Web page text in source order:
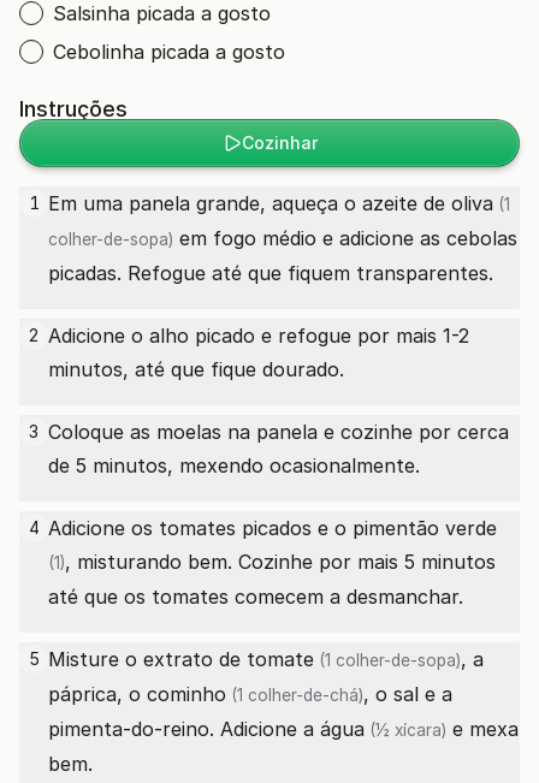
Salsinha picada a gosto
Cebolinha picada a gosto
Instruções
Cozinhar
1 Em uma panela grande, aqueça o azeite de oliva (1
colher-de-sopa) em fogo médio e adicione as cebolas
picadas. Refogue até que fiquem transparentes.
2 Adicione o alho picado e refogue por mais 1-2
minutos, até que fique dourado.
3 Coloque as moelas na panela e cozinhe por cerca
de 5 minutos, mexendo ocasionalmente.
4 Adicione os tomates picados e o pimentão verde
(1), misturando bem. Cozinhe por mais 5 minutos
até que os tomates comecem a desmanchar.
5 Misture o extrato de tomate (1 colher-de-sopa), a
páprica, o cominho (1 colher-de-chá), o sal e a
pimenta-do-reino. Adicione a água (½ xícara) e mexa
bem.